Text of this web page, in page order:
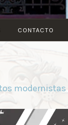
CONTACTO
modernistas